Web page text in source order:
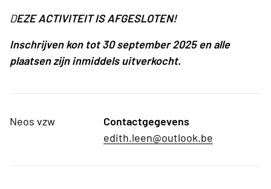
DEZE ACTIVITEIT IS AFGESLOTEN!
Inschrijven kon tot 30 september 2025 en alle
plaatsen zijn inmiddels uitverkocht.
Neos vzw
Contactgegevens
edith.leen@outlook.be